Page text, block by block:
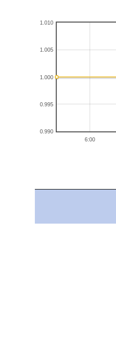
6:00
0.990
0.995
1.000
1.005
1.010